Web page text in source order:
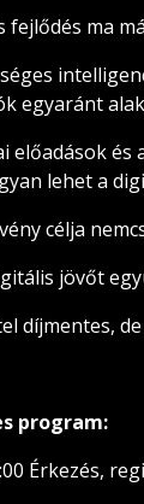
fejlődés ma
egyaránt
előadások
lehet a
célja
jövőt
díjmentes,
program:
Érkezés,